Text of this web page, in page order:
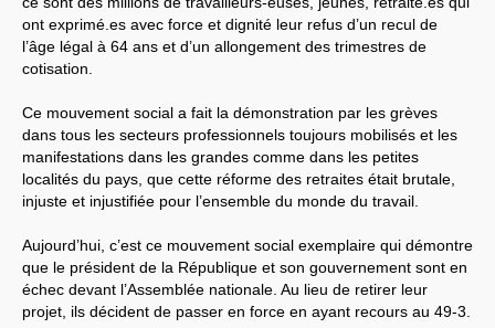
ont exprimé.es avec force et dignité leur refus d’un recul de
l’âge légal à 64 ans et d’un allongement des trimestres de
cotisation.
Ce mouvement social a fait la démonstration par les grèves
dans tous les secteurs professionnels toujours mobilisés et les
manifestations dans les grandes comme dans les petites
localités du pays, que cette réforme des retraites était brutale,
injuste et injustifiée pour l’ensemble du monde du travail.
Aujourd’hui, c’est ce mouvement social exemplaire qui démontre
que le président de la République et son gouvernement sont en
échec devant l’Assemblée nationale. Au lieu de retirer leur
projet, ils décident de passer en force en ayant recours au 49-3.